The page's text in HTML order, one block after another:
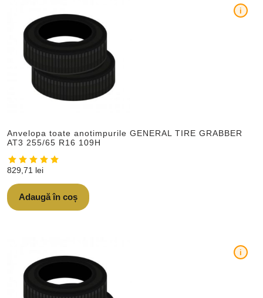
Anvelopa toate anotimpurile GENERAL TIRE GRABBER
AT3 255/65 R16 109H
i
829,71 lei
Adaugă în coș
i